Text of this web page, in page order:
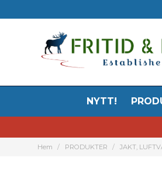
NYTT!
Hem PRODUKTER JAKT,